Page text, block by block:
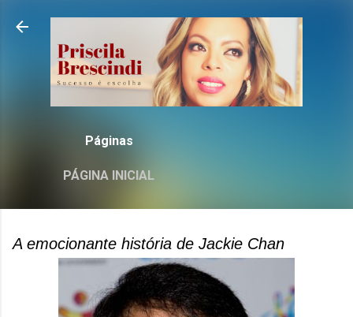
Pular para o conteúdo principal
Páginas
PÁGINA INICIAL
A emocionante história de Jackie Chan